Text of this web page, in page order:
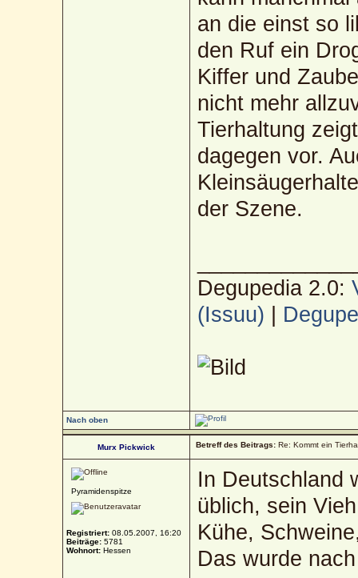
an die einst so
den Ruf ein
Kiffer und
nicht mehr
Tierhaltung
dagegen vor.
der Szene.
Degupedia 2.0:
(Issuu)
Nach oben
Murx Pickwick Betreff des Beitrags: Re: Kommt ein
Pyramidenspitze
Registriert: 08.05.2007, 16:20
Beiträge: 5781
Wohnort: Hessen
In Deutschland
üblich, sein
Kühe,
Das wurde